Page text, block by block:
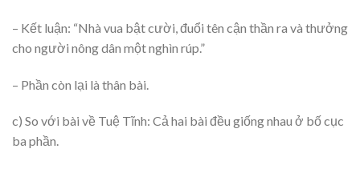
– Kết luận: “Nhà vua bật cười, đuổi tên cận thần ra và thưởng
cho người nông dân một nghìn rúp.”
– Phần còn lại là thân bài.
c) So với bài về Tuệ Tĩnh: Cả hai bài đều giống nhau ở bố cục
ba phần.